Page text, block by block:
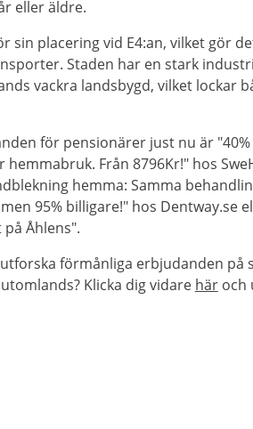
eller äldre.
sin placering vid E4:an, vilket gör
Staden har en stark
vackra landsbygd, vilket lockar
för pensionärer just nu är
hemmabruk. Från 8796Kr!" hos
hemma: Samma
95% billigare!" hos Dentway.se
Åhlens".
förmånliga erbjudanden på
Klicka dig vidare häroch